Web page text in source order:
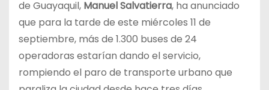
de Guayaquil, Manuel Salvatierra, ha anunciado
que para la tarde de este miércoles 11 de
septiembre, más de 1.300 buses de 24
operadoras estarían dando el servicio,
rompiendo el paro de transporte urbano que